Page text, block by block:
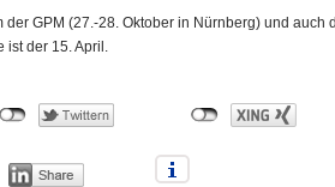
GPM (27.-28. Oktober in Nürnberg) und auch
ist der 15. April.